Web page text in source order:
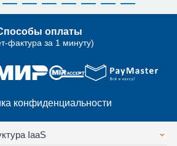
оплаты
фактура за 1 минуту)
конфиденциальности
IaaS